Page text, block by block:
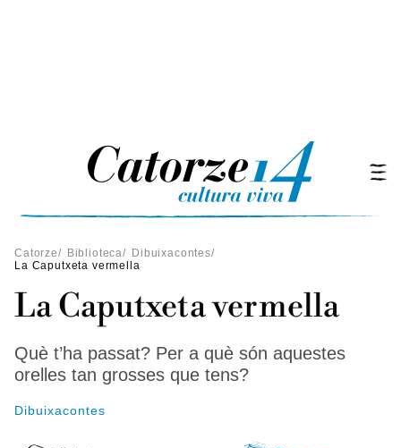
Catorze/ Biblioteca/ Dibuixacontes/
La Caputxeta vermella
La Caputxeta vermella
Què t’ha passat? Per a què són aquestes
orelles tan grosses que tens?
Dibuixacontes